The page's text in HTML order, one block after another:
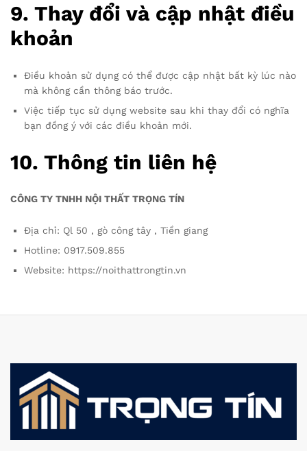
9. Thay đổi và cập nhật điều
khoản
Điều khoản sử dụng có thể được cập nhật bất kỳ lúc nào
mà không cần thông báo trước.
Việc tiếp tục sử dụng website sau khi thay đổi có nghĩa
bạn đồng ý với các điều khoản mới.
10. Thông tin liên hệ
CÔNG TY TNHH NỘI THẤT TRỌNG TÍN
Địa chỉ: Ql 50 , gò công tây , Tiền giang
Hotline: 0917.509.855
Website: https://noithattrongtin.vn